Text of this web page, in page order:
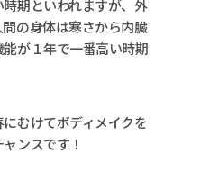
期といわれますが、外
の身体は寒さから内臓
が１年で一番高い時期
むけてボディメイクを
ンスです！